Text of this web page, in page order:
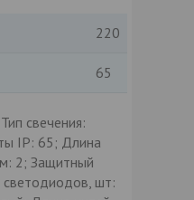
220
65
свечения:
IP: 65; Длина
2; Защитный
светодиодов, шт: